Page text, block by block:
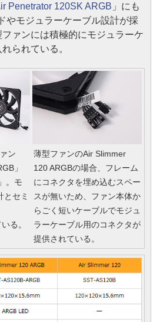
Penetrator 120SK ARGB 」にも
やモジュラーケーブル設計が採
ァンには積極的にモジュラーケ
られている。
ン
」
。モ
とセミ
る。
薄型ファンのAir Slimmer
120 ARGBの場合、フレーム
にコネクタを埋め込むスペー
スが無いため、ファン本体か
らごく短いケーブルでモジュ
ラーケーブル用のコネクタが
提供されている。